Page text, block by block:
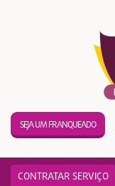
SEJA UM FRANQUEADO
CONTRATAR SERVIÇO